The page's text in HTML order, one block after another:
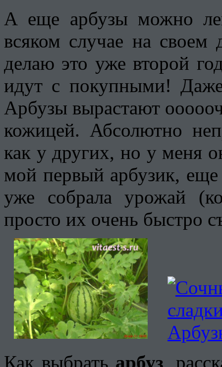
А еще арбузы можно
всяком случае на своем
делаю это уже второй
идут с покупными!
Арбузы вырастают
кожицей. Абсолютно
как у других, но у меня
мой первый арбузик,
уже собрала урожай
просто их очень быстро
Как выбрать арбуз ,